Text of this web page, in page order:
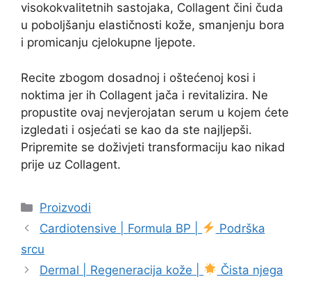
visokokvalitetnih sastojaka, Collagent čini čuda
u poboljšanju elastičnosti kože, smanjenju bora
i promicanju cjelokupne ljepote.
Recite zbogom dosadnoj i oštećenoj kosi i
noktima jer ih Collagent jača i revitalizira. Ne
propustite ovaj nevjerojatan serum u kojem ćete
izgledati i osjećati se kao da ste najljepši.
Pripremite se doživjeti transformaciju kao nikad
prije uz Collagent.
Kategorije
Proizvodi
Cardiotensive | Formula BP |
Podrška
srcu
Dermal | Regeneracija kože |
Čista njega